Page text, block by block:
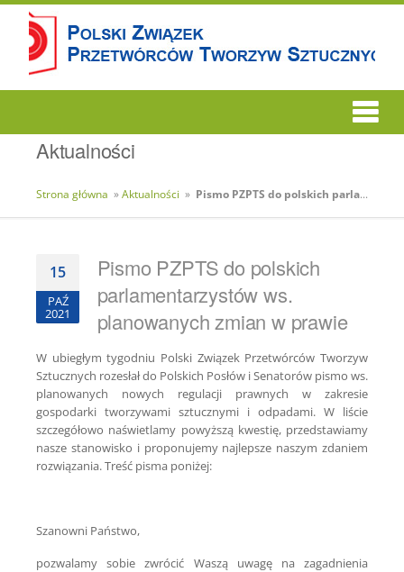
Aktualności
Strona główna »Aktualności » Pismo PZPTS do polskich parlamentarzystów ws. planowanych zmian w prawie
15
PAŹ
2021
Pismo PZPTS do polskich
parlamentarzystów ws.
planowanych zmian w prawie
W ubiegłym tygodniu Polski Związek Przetwórców Tworzyw
Sztucznych rozesłał do Polskich Posłów i Senatorów pismo ws.
planowanych nowych regulacji prawnych w zakresie
gospodarki tworzywami sztucznymi i odpadami. W liście
szczegółowo naświetlamy powyższą kwestię, przedstawiamy
nasze stanowisko i proponujemy najlepsze naszym zdaniem
rozwiązania. Treść pisma poniżej:
Szanowni Państwo,
pozwalamy sobie zwrócić Waszą uwagę na zagadnienia